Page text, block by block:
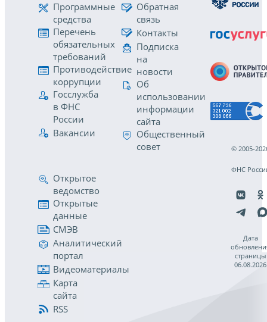
Программные
средства
Перечень
обязательных
требований
Противодействие
коррупции
Госслужба
в ФНС
России
Вакансии
Обратная
связь
Контакты
Подписка
на
новости
Об
использовании
информации
сайта
Общественный
совет
Открытое
ведомство
Открытые
данные
СМЭВ
Аналитический
портал
Видеоматериалы
Карта
сайта
RSS
© 2005-
ФНС
Дата
страницы
06.08.2026